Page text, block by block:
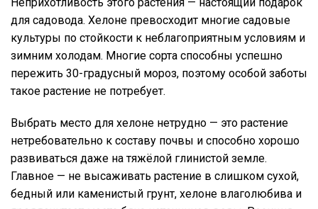
для садовода. Хелоне превосходит многие садовые
культуры по стойкости к неблагоприятным условиям и
зимним холодам. Многие сорта способны успешно
пережить 30-градусный мороз, поэтому особой заботы
такое растение не потребует.
Выбрать место для хелоне нетрудно — это растение
нетребовательно к составу почвы и способно хорошо
развиваться даже на тяжёлой глинистой земле.
Главное — не высаживать растение в слишком сухой,
бедный или каменистый грунт, хелоне влаголюбива и